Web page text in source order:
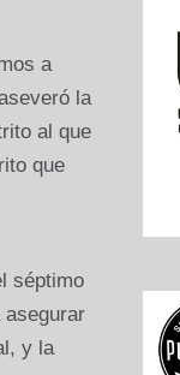
a
la
al que
que
séptimo
y la